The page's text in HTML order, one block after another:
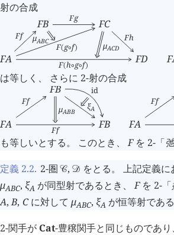
射の合成
FB FC
FA FD
Ff
Fg
Fh
F(h∘g∘f)
F( g∘f)
μABC μACD
F
は等しく、 さらに 2-射の合成
FB
FA FB
Ff
Ff
id
μABB ξA
FA
Ff
も等しいとする。 このとき、Fを 2-「
定義 2.2. 2-圏󰒚, 󰒛 をとる。 上記定義
μABC, ξA が同型射であるとき、Fを 2-「
A, B, Cに対して μABC, ξA が恒等射であ
2-関手が Cat-豊穣関手と同じものであ